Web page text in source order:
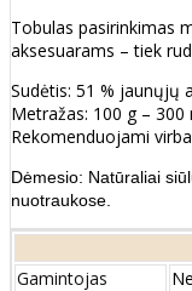
Tobulas pasirinkimas
aksesuarams – tiek
Sudėtis: 51 % jaunųjų
Metražas: 100 g – 300
Rekomenduojami
Dėmesio: Natūraliai
nuotraukose.
Gamintojas